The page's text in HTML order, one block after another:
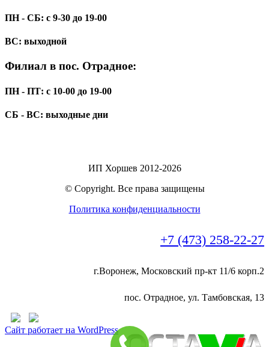
ПН - СБ: с 9-30 до 19-00
ВС: выходной
Филиал в пос. Отрадное:
ПН - ПТ: с 10-00 до 19-00
СБ - ВС: выходные дни
ИП Хоршев 2012-2026
© Copyright. Все права защищены
Политика конфиденциальности
+7 (473) 258-22-27
г.Воронеж, Московский пр-кт 11/6 корп.2
пос. Отрадное, ул. Тамбовская, 13
Сайт работает на WordPress